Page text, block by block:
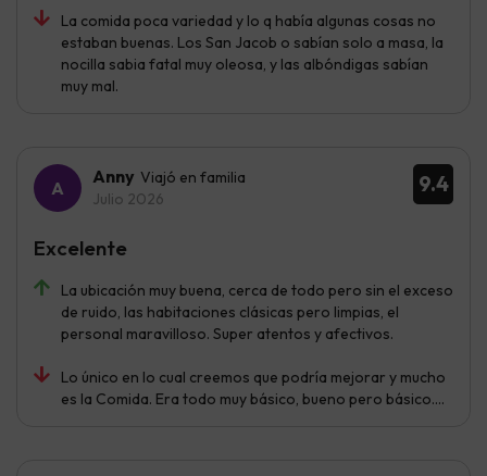
La comida poca variedad y lo q había algunas cosas no
estaban buenas. Los San Jacob o sabían solo a masa, la
nocilla sabia fatal muy oleosa, y las albóndigas sabían
muy mal.
9.4
Anny Viajó en familia
Julio 2026
La ubicación muy buena, cerca de todo pero sin el exceso
de ruido, las habitaciones clásicas pero limpias, el
personal maravilloso. Super atentos y afectivos.
Lo único en lo cual creemos que podría mejorar y mucho
es la Comida. Era todo muy básico, bueno pero básico....
Excelente